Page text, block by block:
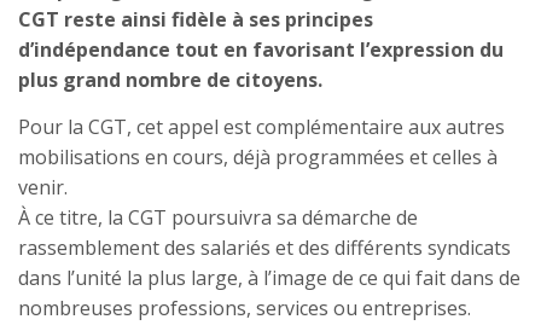
CGT reste ainsi fidèle à ses principes
d’indépendance tout en favorisant l’expression du
plus grand nombre de citoyens.
Pour la CGT, cet appel est complémentaire aux autres
mobilisations en cours, déjà programmées et celles à
venir.
À ce titre, la CGT poursuivra sa démarche de
rassemblement des salariés et des différents syndicats
dans l’unité la plus large, à l’image de ce qui fait dans de
nombreuses professions, services ou entreprises.